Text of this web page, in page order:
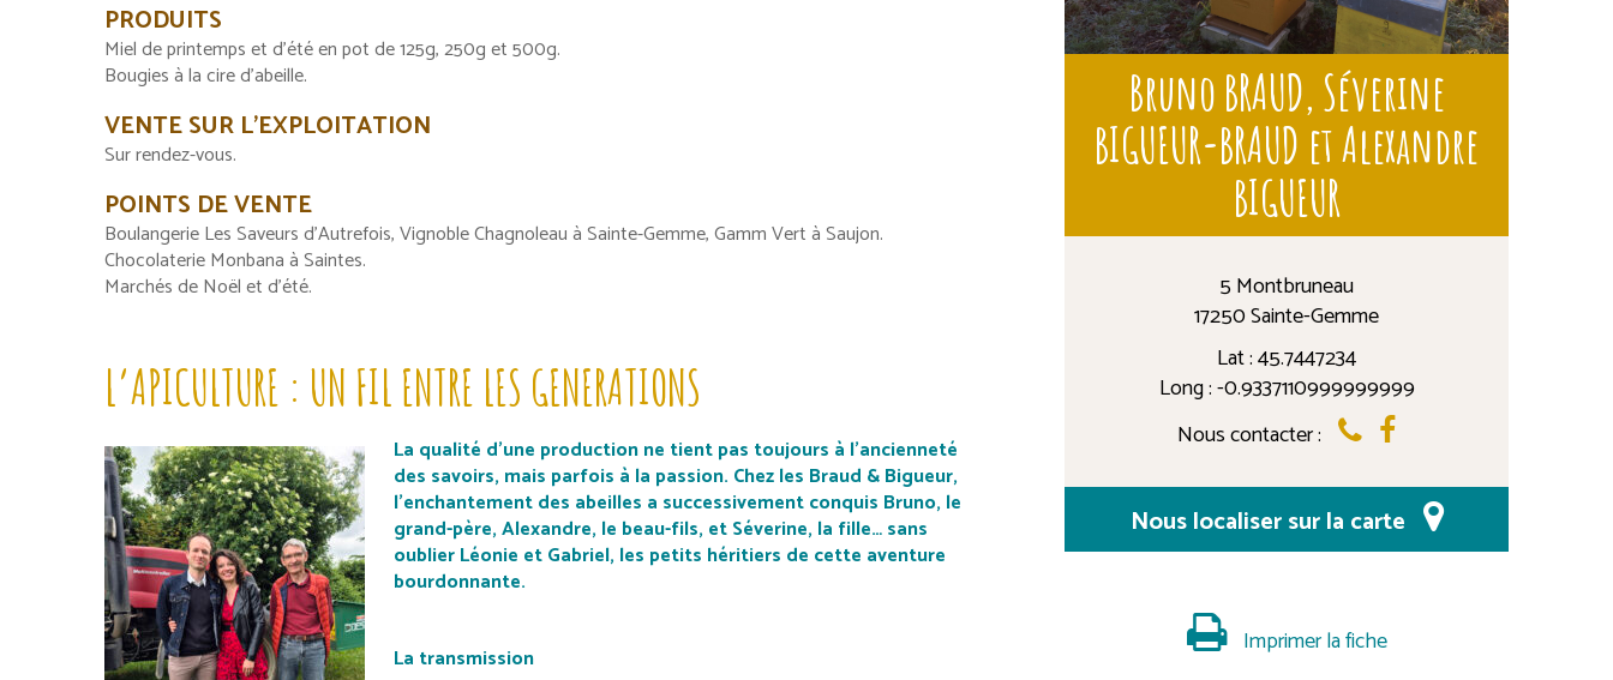
PRODUITS
Miel de printemps et d’été en pot de 125g, 250g et 500g.
Bougies à la cire d’abeille.
VENTE SUR L’EXPLOITATION
Sur rendez-vous.
POINTS DE VENTE
Boulangerie Les Saveurs d’Autrefois, Vignoble Chagnoleau à Sainte-Gemme, Gamm Vert à Saujon.
Chocolaterie Monbana à Saintes.
Marchés de Noël et d’été.
L’APICULTURE : UN FIL ENTRE LES GENERATIONS
La qualité d’une production ne tient pas toujours à l’ancienneté
des savoirs, mais parfois à la passion. Chez les Braud & Bigueur,
l’enchantement des abeilles a successivement conquis Bruno, le
grand-père, Alexandre, le beau-fils, et Séverine, la fille… sans
oublier Léonie et Gabriel, les petits héritiers de cette aventure
bourdonnante.
La transmission
Bruno BRAUD, Séverine
BIGUEUR-BRAUD et Alexandre
BIGUEUR
5 Montbruneau
17250 Sainte-Gemme
Lat : 45.7447234
Long : -0.9337110999999999
Nous contacter :
Nous localiser sur la carte
Imprimer la fiche